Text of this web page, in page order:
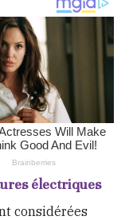
électriques
considérées